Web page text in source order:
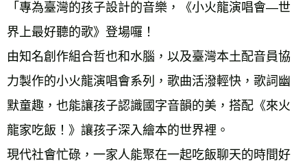
「專為臺灣的孩子設計的音樂，《小火龍演唱會—世
界上最好聽的歌》登場囉！
由知名創作組合哲也和水腦，以及臺灣本土配音員協
力製作的小火龍演唱會系列，歌曲活潑輕快，歌詞幽
默童趣，也能讓孩子認識國字音韻的美，搭配《來火
龍家吃飯！》讓孩子深入繪本的世界裡。
現代社會忙碌，一家人能聚在一起吃飯聊天的時間好